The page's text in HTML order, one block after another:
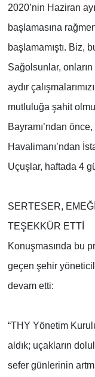
2020’nin Haziran
başlamasına
başlamamıştı. Biz,
Sağolsunlar,
aydır
mutluluğa şahit
Bayramı’ndan
Havalimanı’ndan
Uçuşlar, haftada 4
SERTESER,
TEŞEKKÜR ETTİ
Konuşmasında bu
geçen şehir
devam etti:
“THY Yönetim
aldık; uçakların
sefer günlerinin